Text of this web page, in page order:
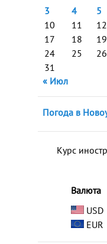
3
4 5
10
11 12
17
18 19
24
25 26
31
« Июл
Погода в
Курс
Валюта
USD
EUR